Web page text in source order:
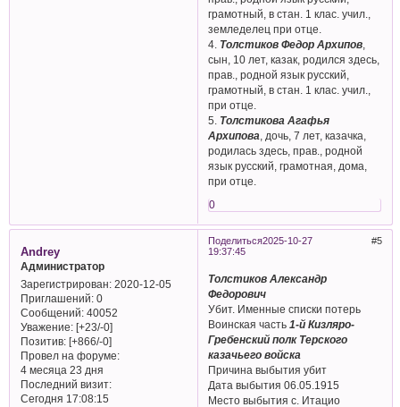
грамотный, в стан. 1 клас. учил.,
земледелец при отце.
4. Толстиков Федор Архипов
сын, 10 лет, казак, родился здесь,
прав., родной язык русский,
грамотный, в стан. 1 клас. учил.,
при отце.
5. Толстикова Агафья
Архипова , дочь, 7 лет, казачка,
родилась здесь, прав., родной
язык русский, грамотная, дома,
при отце.
0
Поделиться 5
2025-10-27
19:37:45
Andrey
Администратор
Зарегистрирован: 2020-12-05
Приглашений:0
Сообщений:40052
Уважение: [+23/-0]
Позитив: [+866/-0]
Провел на форуме:
4 месяца 23 дня
Последний визит:
Сегодня 17:08:15
Толстиков Александр
Федорович
Убит. Именные списки потерь
Воинская часть1-й Кизляро-
Гребенский полк Терского
казачьего войска
Причина выбытия убит
Дата выбытия 06.05.1915
Место выбытия с. Итацио